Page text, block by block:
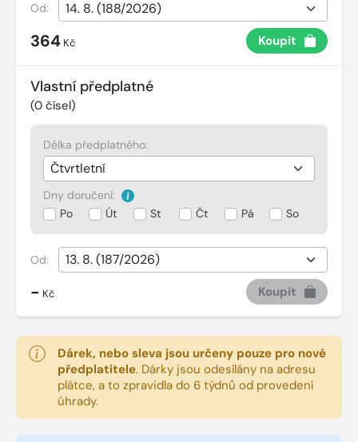
Od:
364 Kč Koupit
Vlastní předplatné
(0 čísel)
Délka předplatného:
Dny doručení:
Po
Út St Čt Pá So
Od:
- Kč Koupit
Dárek, nebo sleva jsou určeny pouze pro nové
předplatitele. Dárky jsou odesílány na adresu
plátce, a to zpravidla do 6 týdnů od provedení
úhrady.